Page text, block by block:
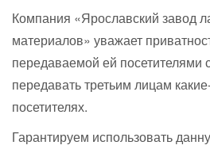
Компания «Ярославский завод
материалов» уважает
передаваемой ей посетителями
передавать третьим лицам
посетителях.
Гарантируем использовать